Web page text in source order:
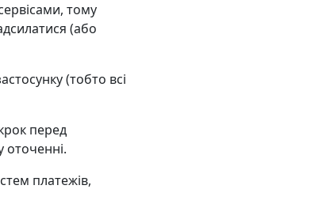
тому
(або
(тобто всі
перед
платежів,